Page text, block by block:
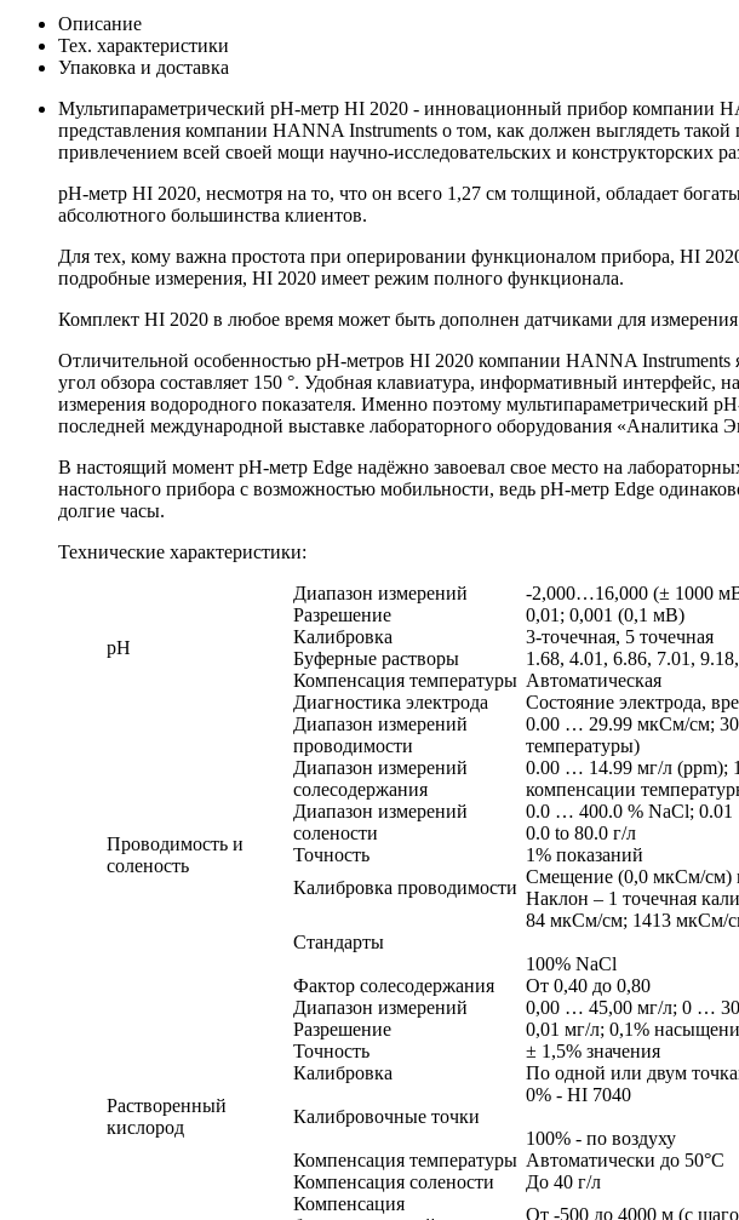
Описание
Тех. характеристики
Упаковка и доставка
Мультипараметрический рН-метр HI 2020 - инновационный прибор компании
представления компании HANNA Instruments о том, как должен выглядеть
привлечением всей своей мощи научно-исследовательских и конструкторских
рН-метр HI 2020, несмотря на то, что он всего 1,27 см толщиной, обладает
абсолютного большинства клиентов.
Для тех, кому важна простота при оперировании функционалом прибора, HI
подробные измерения, HI 2020 имеет режим полного функционала.
Комплект HI 2020 в любое время может быть дополнен датчиками для
Отличительной особенностью рН-метров HI 2020 компании HANNA
угол обзора составляет 150 °. Удобная клавиатура, информативный
измерения водородного показателя. Именно поэтому мультипараметрический
последней международной выставке лабораторного оборудования «Аналитика
В настоящий момент pH-метр Edge надёжно завоевал свое место на
настольного прибора с возможностью мобильности, ведь рН-метр Edge
долгие часы.
Технические характеристики:
pH
Диапазон измерений
-2,000…16,000 (± 1000
Разрешение
0,01; 0,001 (0,1 мВ)
Калибровка
3-точечная, 5 точечная
Буферные растворы
1.68, 4.01, 6.86, 7.01,
Компенсация температуры Автоматическая
Диагностика электрода
Состояние электрода,
Проводимость и
соленость
Диапазон измерений
проводимости
0.00 … 29.99 мкСм/см;
температуры)
Диапазон измерений
солесодержания
0.00 … 14.99 мг/л (ppm);
компенсации
Диапазон измерений
солености
0.0 … 400.0 % NaCl; 0.01
0.0 to 80.0 г/л
Точность
1% показаний
Калибровка проводимости
Смещение (0,0 мкСм/см)
Наклон – 1 точечная
Стандарты
84 мкСм/см; 1413 мкСм/
100% NaCl
Фактор солесодержания
От 0,40 до 0,80
Растворенный
кислород
Диапазон измерений
0,00 … 45,00 мг/л; 0 …
Разрешение
0,01 мг/л; 0,1%
Точность
± 1,5% значения
Калибровка
По одной или двум
Калибровочные точки
0% - HI 7040
100% - по воздуху
Компенсация температуры Автоматически до 50°С
Компенсация солености
До 40 г/л
Компенсация
От -500 до 4000 м (с